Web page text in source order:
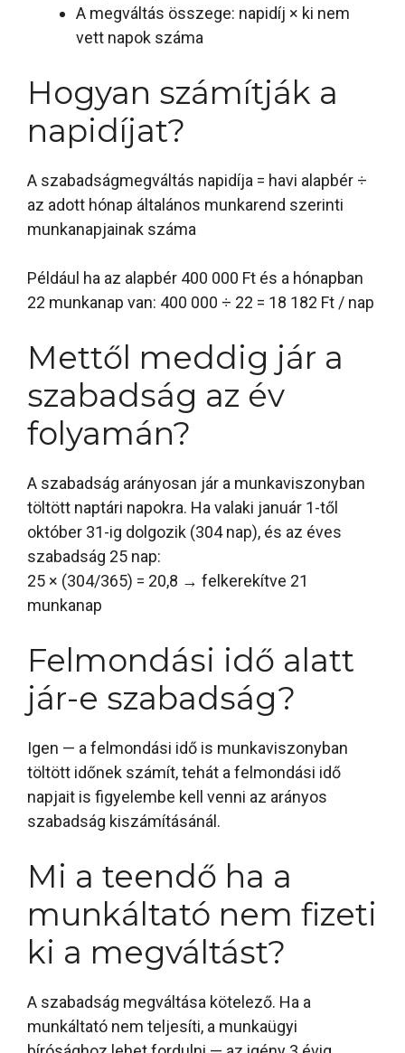
A megváltás összege: napidíj × ki nem
vett napok száma
Hogyan számítják a
napidíjat?
A szabadságmegváltás napidíja = havi alapbér ÷
az adott hónap általános munkarend szerinti
munkanapjainak száma
Például ha az alapbér 400 000 Ft és a hónapban
22 munkanap van: 400 000 ÷ 22 = 18 182 Ft / nap
Mettől meddig jár a
szabadság az év
folyamán?
A szabadság arányosan jár a munkaviszonyban
töltött naptári napokra. Ha valaki január 1-től
október 31-ig dolgozik (304 nap), és az éves
szabadság 25 nap:
25 × (304/365) = 20,8 → felkerekítve 21
munkanap
Felmondási idő alatt
jár-e szabadság?
Igen — a felmondási idő is munkaviszonyban
töltött időnek számít, tehát a felmondási idő
napjait is figyelembe kell venni az arányos
szabadság kiszámításánál.
Mi a teendő ha a
munkáltató nem fizeti
ki a megváltást?
A szabadság megváltása kötelező. Ha a
munkáltató nem teljesíti, a munkaügyi